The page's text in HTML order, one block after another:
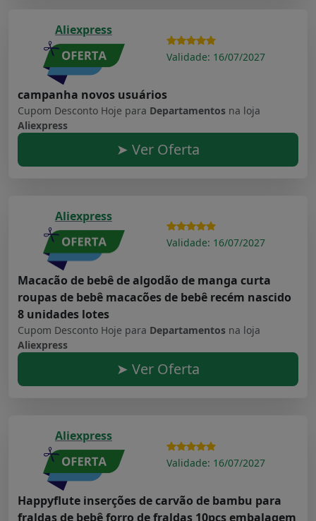
Aliexpress
Validade: 16/07/2027
campanha novos usuários
Cupom Desconto Hoje para Departamentos na loja
Aliexpress
➤ Ver Oferta
Aliexpress
Validade: 16/07/2027
Macacão de bebê de algodão de manga curta
roupas de bebê macacões de bebê recém nascido
8 unidades lotes
Cupom Desconto Hoje para Departamentos na loja
Aliexpress
➤ Ver Oferta
Aliexpress
Validade: 16/07/2027
Happyflute inserções de carvão de bambu para
fraldas de bebê forro de fraldas 10pcs embalagem